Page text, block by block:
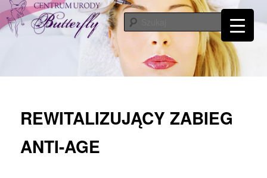
Przeskocz
do
tekstu
Centrum Urody Butterfly – Katowice
Tylko od Ciebie zależy kiedy zaczniesz o siebie dbać. Przyjdź a my Ci w tym
pomożemy…
REWITALIZUJĄCY ZABIEG
ANTI-AGE